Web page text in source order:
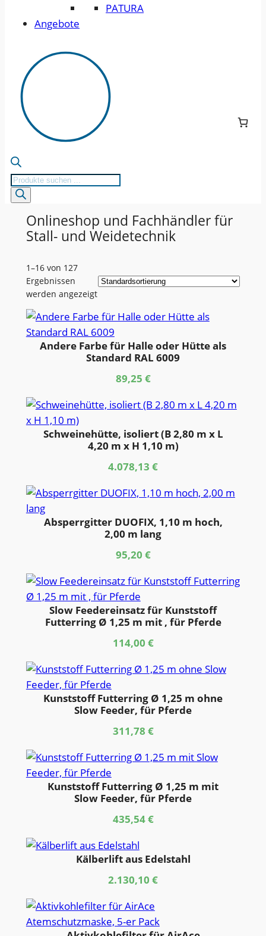
PATURA
Angebote
Products
search
Onlineshop und Fachhändler für
Stall- und Weidetechnik
1–16 von 127
Ergebnissen
werden angezeigt
Andere Farbe für Halle oder Hütte als
Standard RAL 6009
89,25 €
Schweinehütte, isoliert (B 2,80 m x L
4,20 m x H 1,10 m)
4.078,13 €
Absperrgitter DUOFIX, 1,10 m hoch,
2,00 m lang
95,20 €
Slow Feedereinsatz für Kunststoff
Futterring Ø 1,25 m mit , für Pferde
114,00 €
Kunststoff Futterring Ø 1,25 m ohne
Slow Feeder, für Pferde
311,78 €
Kunststoff Futterring Ø 1,25 m mit
Slow Feeder, für Pferde
435,54€
Kälberlift aus Edelstahl
2.130,10 €